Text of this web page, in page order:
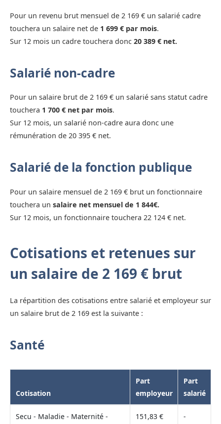
Pour un revenu brut mensuel de 2 169 € un salarié cadre
touchera un salaire net de 1 699 € par mois.
Sur 12 mois un cadre touchera donc 20 389 € net.
Salarié non-cadre
Pour un salaire brut de 2 169 € un salarié sans statut cadre
touchera 1 700 € net par mois.
Sur 12 mois, un salarié non-cadre aura donc une
rémunération de 20 395 € net.
Salarié de la fonction publique
Pour un salaire mensuel de 2 169 € brut un fonctionnaire
touchera un salaire net mensuel de 1 844€.
Sur 12 mois, un fonctionnaire touchera 22 124 € net.
Cotisations et retenues sur
un salaire de 2 169 € brut
La répartition des cotisations entre salarié et employeur sur
un salaire brut de 2 169 est la suivante :
Santé
Cotisation
Part
employeur
Part
salarié
Secu - Maladie - Maternité -
151,83 € -